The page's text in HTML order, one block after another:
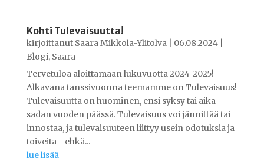
Kohti Tulevaisuutta!
kirjoittanut Saara Mikkola-Ylitolva| 06.08.2024|
Blogi, Saara
Tervetuloa aloittamaan lukuvuotta 2024-2025!
Alkavana tanssivuonna teemamme on Tulevaisuus!
Tulevaisuutta on huominen, ensi syksy tai aika
sadan vuoden päässä. Tulevaisuus voi jännittää tai
innostaa, ja tulevaisuuteen liittyy usein odotuksia ja
toiveita - ehkä...
lue lisää